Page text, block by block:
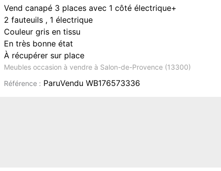
Vend canapé 3 places avec 1 côté électrique+
2 fauteuils , 1 électrique
Couleur gris en tissu
En très bonne état
À récupérer sur place
Meubles occasion à vendre à Salon-de-Provence (13300)
Référence : ParuVendu WB176573336